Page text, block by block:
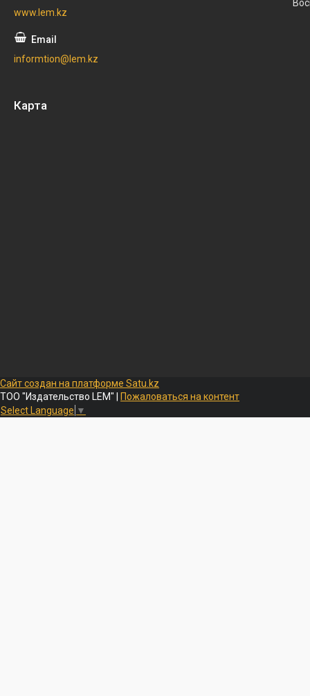
www.lem.kz
informtion@lem.kz
Карта
Сайт создан на платформе Satu.kz
ТОО "Издательство LEM" |
Пожаловаться на контент
Select Language ▼